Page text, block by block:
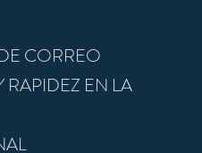
CORREO
EN LA